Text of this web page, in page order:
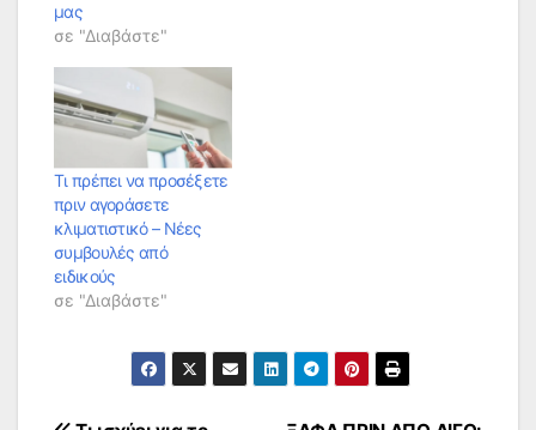
μας
σε "Διαβάστε"
Τι πρέπει να προσέξετε
πριν αγοράσετε
κλιματιστικό – Νέες
συμβουλές από
ειδικούς
σε "Διαβάστε"